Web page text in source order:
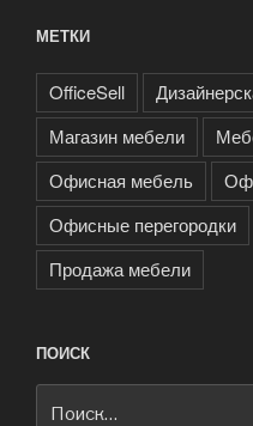
МЕТКИ
OfficeSell
Магазин мебели
Офисная мебель
Офисные перегородки
Продажа мебели
ПОИСК